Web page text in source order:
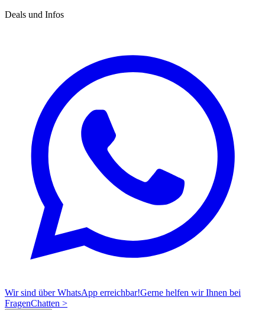
Deals und Infos
Wir sind über WhatsApp erreichbar!Gerne helfen wir Ihnen bei
FragenChatten >